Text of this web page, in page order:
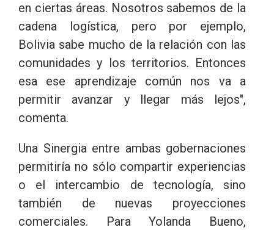
en ciertas áreas. Nosotros sabemos de la
cadena logística, pero por ejemplo,
Bolivia sabe mucho de la relación con las
comunidades y los territorios. Entonces
esa ese aprendizaje común nos va a
permitir avanzar y llegar más lejos",
comenta.
Una Sinergia entre ambas gobernaciones
permitiría no sólo compartir experiencias
o el intercambio de tecnología, sino
también de nuevas proyecciones
comerciales. Para Yolanda Bueno,